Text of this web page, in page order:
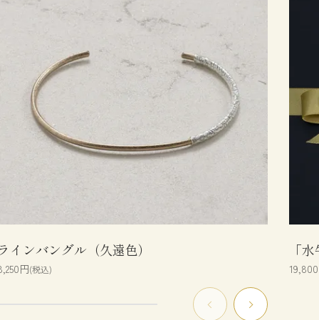
インバングル（久遠色）
円(税込)
「